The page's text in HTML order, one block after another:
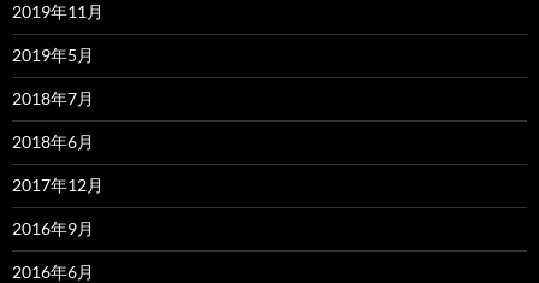
2019年11月
2019年5月
2018年7月
2018年6月
2017年12月
2016年9月
2016年6月